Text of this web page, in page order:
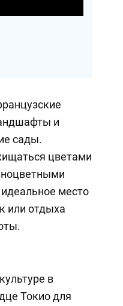
и
сады.
цветами
место
или отдыха
в
Токио для